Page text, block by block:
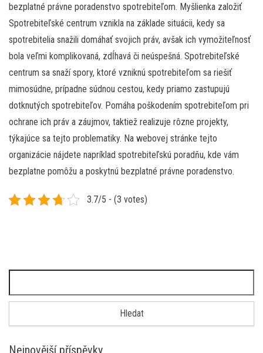
bezplatné právne poradenstvo spotrebiteľom. Myšlienka založiť
Spotrebiteľské centrum vznikla na základe situácii, kedy sa
spotrebitelia snažili domáhať svojich práv, avšak ich vymožiteľnosť
bola veľmi komplikovaná, zdĺhavá či neúspešná. Spotrebiteľské
centrum sa snaží spory, ktoré vzniknú spotrebiteľom sa riešiť
mimosúdne, prípadne súdnou cestou, kedy priamo zastupujú
dotknutých spotrebiteľov. Pomáha poškodením spotrebiteľom pri
ochrane ich práv a záujmov, taktiež realizuje rôzne projekty,
týkajúce sa tejto problematiky. Na webovej stránke tejto
organizácie nájdete napríklad spotrebiteľskú poradňu, kde vám
bezplatne pomôžu a poskytnú bezplatné právne poradenstvo.
3.7/5 - (3 votes)
Nejnovější příspěvky